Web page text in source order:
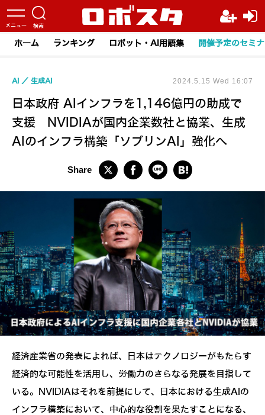
ホーム ランキング ロボット・AI用語集 開催予定のセミ
日本政府 AIインフラを1,146億円の助成で
支援 NVIDIAが国内企業数社と協業、生成
AIのインフラ構築「ソブリンAI」強化へ
AI 生成AI 2024.5.15 Wed 16:07
経済産業省の発表によれば、日本はテクノロジーがもたらす
経済的な可能性を活用し、労働力のさらなる発展を目指して
いる。NVIDIAはそれを前提にして、日本における生成AIの
インフラ構築において、中心的な役割を果たすことになる、